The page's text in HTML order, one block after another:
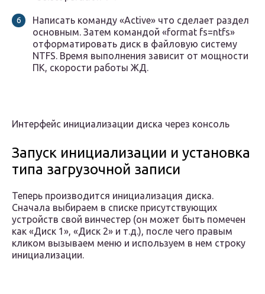
Написать команду «Active» что сделает раздел
основным. Затем командой «format fs=ntfs»
отформатировать диск в файловую систему
NTFS. Время выполнения зависит от мощности
ПК, скорости работы ЖД.
Интерфейс инициализации диска через консоль
Запуск инициализации и установка
типа загрузочной записи
Теперь производится инициализация диска.
Сначала выбираем в списке присутствующих
устройств свой винчестер (он может быть помечен
как «Диск 1», «Диск 2» и т.д.), после чего правым
кликом вызываем меню и используем в нем строку
инициализации.